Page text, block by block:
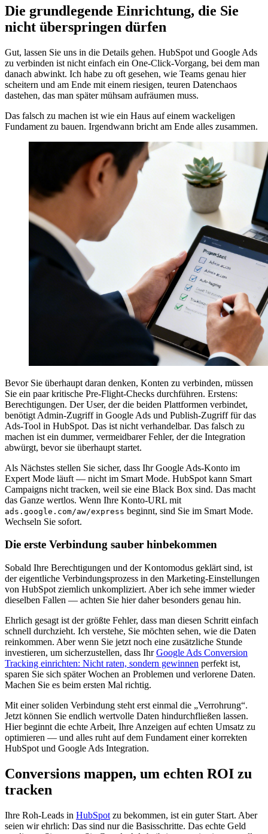
Die grundlegende Einrichtung, die Sie
nicht überspringen dürfen
Gut, lassen Sie uns in die Details gehen. HubSpot und Google Ads
zu verbinden ist nicht einfach ein One-Click-Vorgang, bei dem man
danach abwinkt. Ich habe zu oft gesehen, wie Teams genau hier
scheitern und am Ende mit einem riesigen, teuren Datenchaos
dastehen, das man später mühsam aufräumen muss.
Das falsch zu machen ist wie ein Haus auf einem wackeligen
Fundament zu bauen. Irgendwann bricht am Ende alles zusammen.
Bevor Sie überhaupt daran denken, Konten zu verbinden, müssen
Sie ein paar kritische Pre-Flight-Checks durchführen. Erstens:
Berechtigungen. Der User, der die beiden Plattformen verbindet,
benötigt Admin-Zugriff in Google Ads und Publish-Zugriff für das
Ads-Tool in HubSpot. Das ist nicht verhandelbar. Das falsch zu
machen ist ein dummer, vermeidbarer Fehler, der die Integration
abwürgt, bevor sie überhaupt startet.
Als Nächstes stellen Sie sicher, dass Ihr Google Ads-Konto im
Expert Mode läuft — nicht im Smart Mode. HubSpot kann Smart
Campaigns nicht tracken, weil sie eine Black Box sind. Das macht
das Ganze wertlos. Wenn Ihre Konto-URL mit
ads.google.com/aw/express beginnt, sind Sie im Smart Mode.
Wechseln Sie sofort.
Die erste Verbindung sauber hinbekommen
Sobald Ihre Berechtigungen und der Kontomodus geklärt sind, ist
der eigentliche Verbindungsprozess in den Marketing-Einstellungen
von HubSpot ziemlich unkompliziert. Aber ich sehe immer wieder
dieselben Fallen — achten Sie hier daher besonders genau hin.
Ehrlich gesagt ist der größte Fehler, dass man diesen Schritt einfach
schnell durchzieht. Ich verstehe, Sie möchten sehen, wie die Daten
reinkommen. Aber wenn Sie jetzt noch eine zusätzliche Stunde
investieren, um sicherzustellen, dass IhrGoogle Ads Conversion
Tracking einrichten: Nicht raten, sondern gewinnen perfekt ist,
sparen Sie sich später Wochen an Problemen und verlorene Daten.
Machen Sie es beim ersten Mal richtig.
Mit einer soliden Verbindung steht erst einmal die „Verrohrung“.
Jetzt können Sie endlich wertvolle Daten hindurchfließen lassen.
Hier beginnt die echte Arbeit, Ihre Anzeigen auf echten Umsatz zu
optimieren — und alles ruht auf dem Fundament einer korrekten
HubSpot und Google Ads Integration.
Conversions mappen, um echten ROI zu
tracken
Ihre Roh-Leads in HubSpot zu bekommen, ist ein guter Start. Aber
seien wir ehrlich: Das sind nur die Basisschritte. Das echte Geld